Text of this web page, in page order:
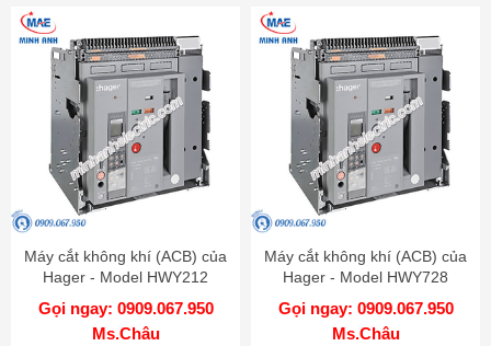
Máy cắt không khí (ACB) của
Hager - Model HWY212
Gọi ngay: 0909.067.950
Ms.Châu
Máy cắt không khí (ACB) của
Hager - Model HWY728
Gọi ngay: 0909.067.950
Ms.Châu